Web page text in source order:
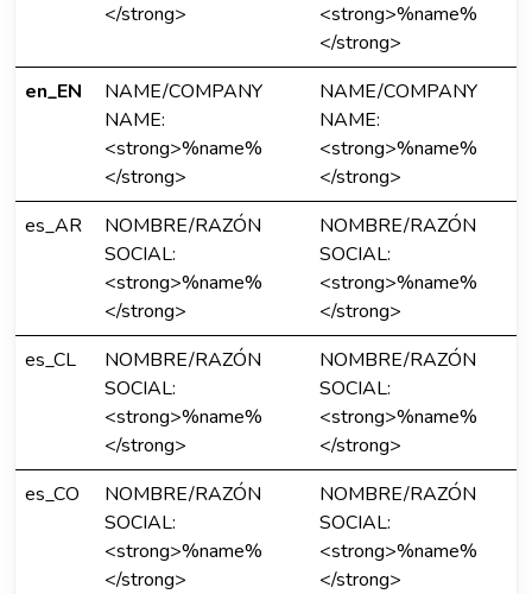
</strong>
<strong>%name%
</strong>
en_EN
NAME/COMPANY
NAME:
<strong>%name%
</strong>
NAME/COMPANY
NAME:
<strong>%name%
</strong>
es_AR
NOMBRE/RAZÓN
SOCIAL:
<strong>%name%
</strong>
NOMBRE/RAZÓN
SOCIAL:
<strong>%name%
</strong>
es_CL
NOMBRE/RAZÓN
SOCIAL:
<strong>%name%
</strong>
NOMBRE/RAZÓN
SOCIAL:
<strong>%name%
</strong>
es_CO
NOMBRE/RAZÓN
SOCIAL:
<strong>%name%
</strong>
NOMBRE/RAZÓN
SOCIAL:
<strong>%name%
</strong>